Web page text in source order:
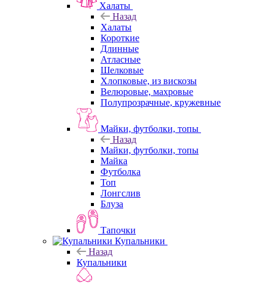
Халаты
Назад
Халаты
Короткие
Длинные
Атласные
Шелковые
Хлопковые, из вискозы
Велюровые, махровые
Полупрозрачные, кружевные
Майки, футболки, топы
Назад
Майки, футболки, топы
Майка
Футболка
Топ
Лонгслив
Блуза
Тапочки
Купальники
Назад
Купальники